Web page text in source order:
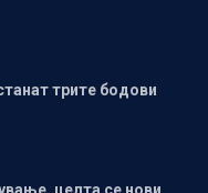
трите бодови